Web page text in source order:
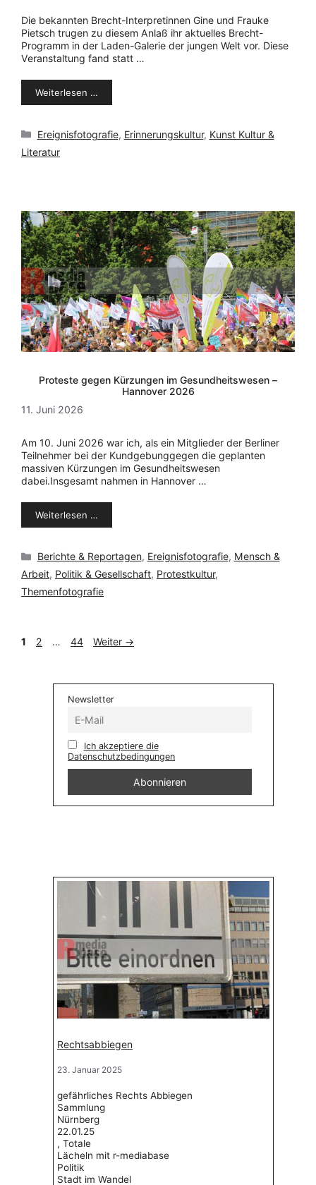
Die bekannten Brecht-Interpretinnen Gine und Frauke
Pietsch trugen zu diesem Anlaß ihr aktuelles Brecht-
Programm in der Laden-Galerie der jungen Welt vor. Diese
Veranstaltung fand statt …
Weiterlesen …
Kategorien
Ereignisfotografie, Erinnerungskultur, Kunst Kultur &
Literatur
Proteste gegen Kürzungen im Gesundheitswesen –
Hannover 2026
11. Juni 2026
Am 10. Juni 2026 war ich, als ein Mitglieder der Berliner
Teilnehmer bei der Kundgebunggegen die geplanten
massiven Kürzungen im Gesundheitswesen
dabei.Insgesamt nahmen in Hannover …
Weiterlesen …
Kategorien
Berichte & Reportagen, Ereignisfotografie, Mensch &
Arbeit, Politik & Gesellschaft, Protestkultur,
Themenfotografie
Seite
1 Seite
2 … Seite
44 Weiter →
Newsletter
Ich akzeptiere die
Datenschutzbedingungen
Rechtsabbiegen
23. Januar 2025
gefährliches Rechts Abbiegen
Sammlung
Nürnberg
22.01.25
, Totale
Lächeln mit r-mediabase
Politik
Stadt im Wandel